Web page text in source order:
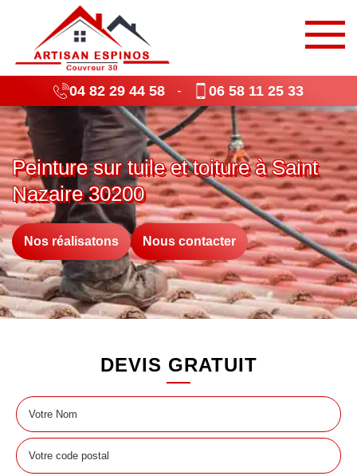
04 82 29 44 58 - 06 58 11 25 33
Peinture sur tuile et toiture à Saint
Nazaire 30200
Nos réalisatons Nous contacter
DEVIS GRATUIT